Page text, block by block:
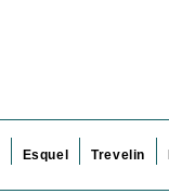
Esquel Trevelin